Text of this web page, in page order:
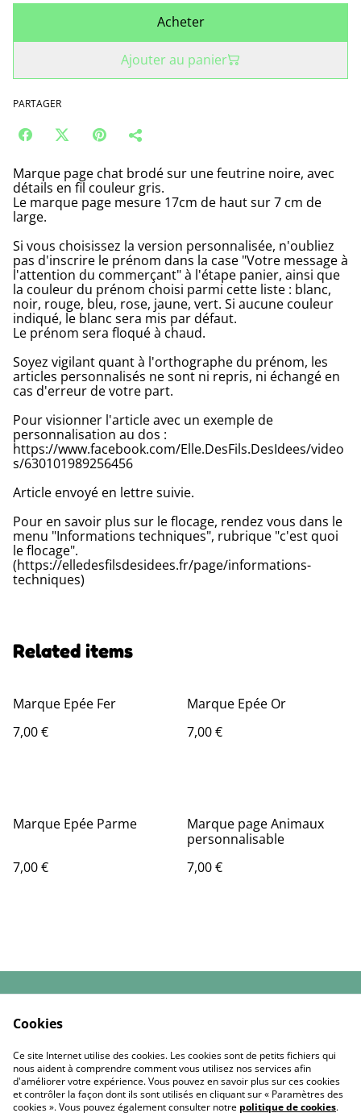
Acheter
Ajouter au panier
PARTAGER
Marque page chat brodé sur une feutrine noire, avec
détails en fil couleur gris.
Le marque page mesure 17cm de haut sur 7 cm de
large.
Si vous choisissez la version personnalisée, n'oubliez
pas d'inscrire le prénom dans la case "Votre message à
l'attention du commerçant" à l'étape panier, ainsi que
la couleur du prénom choisi parmi cette liste : blanc,
noir, rouge, bleu, rose, jaune, vert. Si aucune couleur
indiqué, le blanc sera mis par défaut.
Le prénom sera floqué à chaud.
Soyez vigilant quant à l'orthographe du prénom, les
articles personnalisés ne sont ni repris, ni échangé en
cas d'erreur de votre part.
Pour visionner l'article avec un exemple de
personnalisation au dos :
https://www.facebook.com/Elle.DesFils.DesIdees/video
s/630101989256456
Article envoyé en lettre suivie.
Pour en savoir plus sur le flocage, rendez vous dans le
menu "Informations techniques", rubrique "c'est quoi
le flocage".
(https://elledesfilsdesidees.fr/page/informations-
techniques)
Related items
Marque Epée Fer
7,00 €
Marque Epée Or
7,00 €
Marque Epée Parme
7,00 €
Marque page Animaux
personnalisable
7,00 €
Politique de
confidentialité
Politique de cookies
Cookies
Ce site Internet utilise des cookies. Les cookies sont de petits fichiers qui
nous aident à comprendre comment vous utilisez nos services afin
d'améliorer votre expérience. Vous pouvez en savoir plus sur ces cookies
et contrôler la façon dont ils sont utilisés en cliquant sur « Paramètres des
cookies ». Vous pouvez également consulter notre politique de cookies.